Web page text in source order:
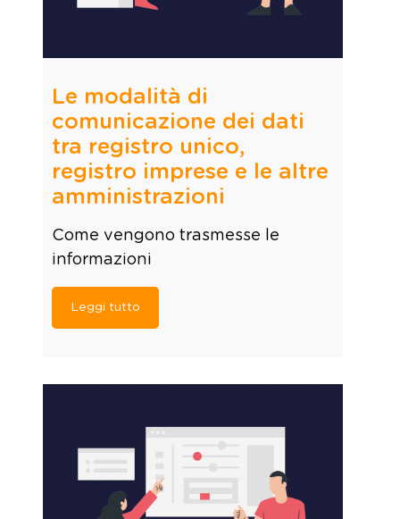
Le modalità di
comunicazione dei dati
tra registro unico,
registro imprese e le altre
amministrazioni
Come vengono trasmesse le
informazioni
Leggi tutto